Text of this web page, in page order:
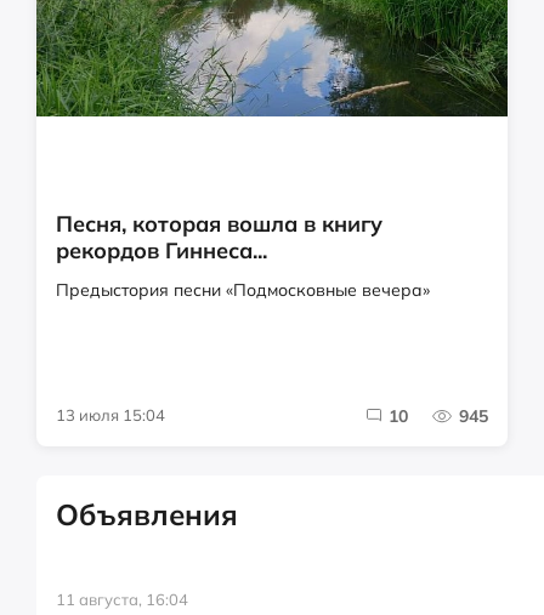
Песня, которая вошла в книгу
рекордов Гиннеса...
Предыстория песни «Подмосковные вечера»
13 июля 15:04 10 945
Объявления
11 августа, 16:04